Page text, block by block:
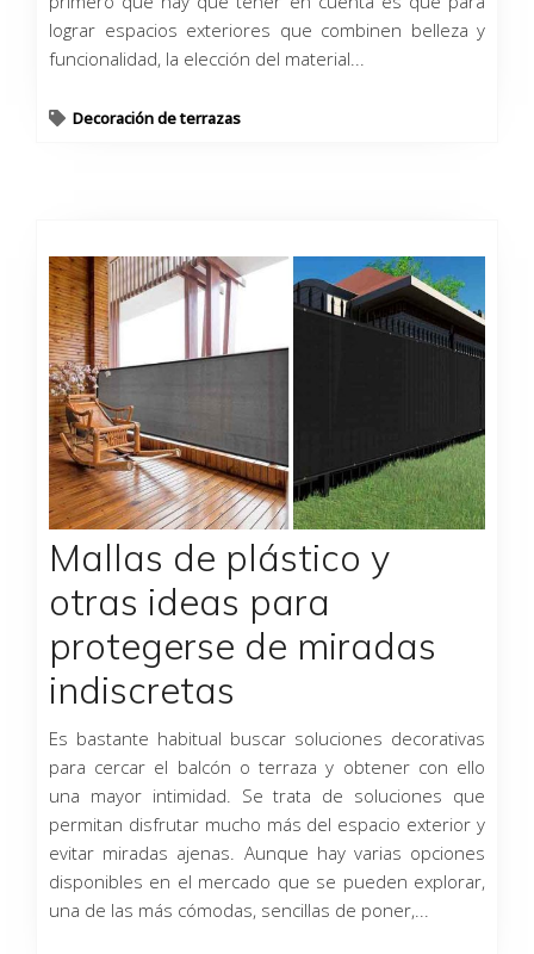
lograr espacios exteriores que combinen belleza y
funcionalidad, la elección del material...
Decoración de terrazas
Mallas de plástico y
otras ideas para
protegerse de miradas
indiscretas
Es bastante habitual buscar soluciones decorativas
para cercar el balcón o terraza y obtener con ello
una mayor intimidad. Se trata de soluciones que
permitan disfrutar mucho más del espacio exterior y
evitar miradas ajenas. Aunque hay varias opciones
disponibles en el mercado que se pueden explorar,
una de las más cómodas, sencillas de poner,...